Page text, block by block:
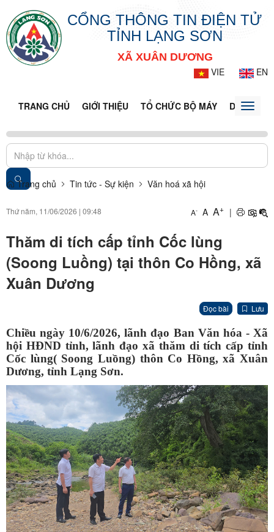
CỔNG THÔNG TIN ĐIỆN TỬ
TỈNH LẠNG SƠN
XÃ XUÂN DƯƠNG
VIE
EN
TRANG CHỦ GIỚI THIỆU TỔ CHỨC BỘ MÁY DOANH
Toggle
Trang chủ Tin tức - Sự kiện Văn hoá xã hội
Thứ năm, 11/06/2026 | 09:48 A- A A+ |
Thăm di tích cấp tỉnh Cốc lùng
(Soong Luồng) tại thôn Co Hồng, xã
Xuân Dương
Đọc bài Lưu
Chiều ngày 10/6/2026, lãnh đạo Ban Văn hóa - Xã
hội HĐND tỉnh, lãnh đạo xã thăm di tích cấp tỉnh
Cốc lùng( Soong Luồng) thôn Co Hồng, xã Xuân
Dương, tỉnh Lạng Sơn.